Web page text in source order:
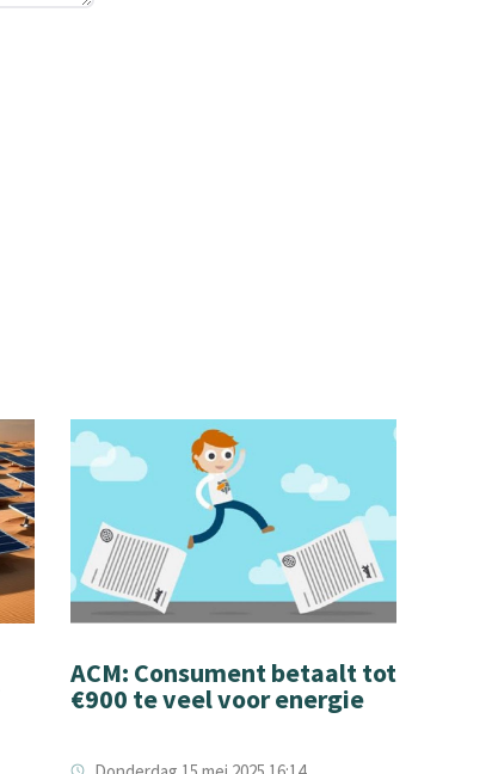
ACM: Consument betaalt tot
€900 te veel voor energie